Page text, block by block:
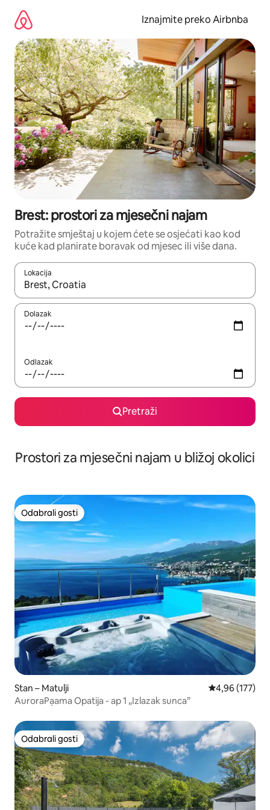
sadržaj
Iznajmite preko Airbnba
Brest: prostori za mjesečni najam
Potražite smještaj u kojem ćete se osjećati kao kod
kuće kad planirate boravak od mjesec ili više dana.
Lokacija
Kada budu dostupni rezultati, moći ćete ih pregledati
Dolazak
Odlazak
Pretraži
Prostori za mjesečni najam u bližoj okolici
Odabrali gosti
Odabrali gosti
Stan – Matulji Prosječna
4,96 (177)
AuroraPạama Opatija - ap 1 „Izlazak sunca”
Odabrali gosti
Odabrali gosti